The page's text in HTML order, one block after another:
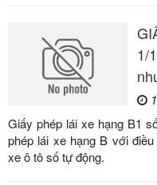
1/
Giấy phép lái xe hạng B1
phép lái xe hạng B với
xe ô tô số tự động.